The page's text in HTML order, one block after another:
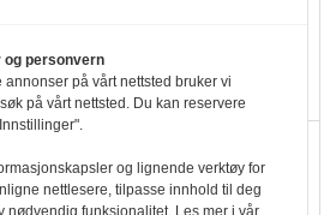
Stadig større
med ferdigmat
i dagligvare
og personvern
annonser på vårt nettsted bruker vi
på vårt nettsted. Du kan reservere
og lignende verktøy for
nettlesere, tilpasse innhold til deg
nødvendig funksjonalitet. Les mer i vår